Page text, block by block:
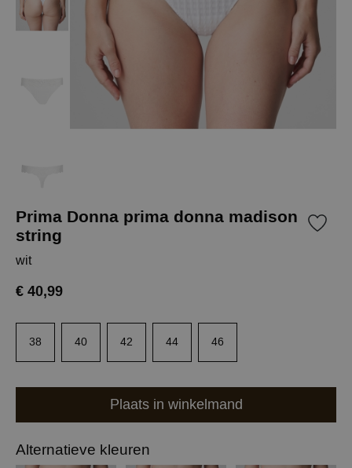
Prima Donna prima donna madison
string
wit
€ 40,99
38 40 42 44 46
Plaats in winkelmand
Alternatieve kleuren